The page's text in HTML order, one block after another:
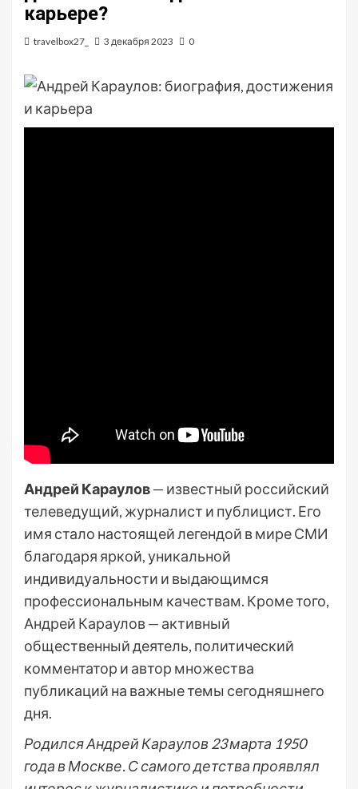
карьере?
travelbox27_ 3 декабря 2023 0
Андрей Караулов— известный российский
телеведущий, журналист и публицист. Его
имя стало настоящей легендой в мире СМИ
благодаря яркой, уникальной
индивидуальности и выдающимся
профессиональным качествам. Кроме того,
Андрей Караулов — активный
общественный деятель, политический
комментатор и автор множества
публикаций на важные темы сегодняшнего
дня.
Родился Андрей Караулов 23 марта 1950
года в Москве. С самого детства проявлял